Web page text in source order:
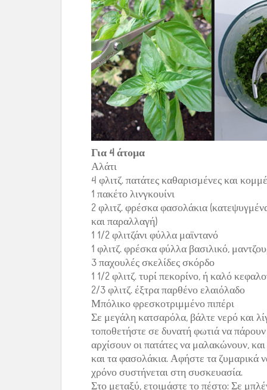
Για 4 άτομα
Αλάτι
4 φλιτζ. πατάτες καθαρισμένες και
1 πακέτο λινγκουίνι
2 φλιτζ. φρέσκα φασολάκια
και παραλλαγή)
1 1/2 φλιτζάνι φύλλα μαϊντανό
1 φλιτζ. φρέσκα φύλλα βασιλικό,
3 παχουλές σκελίδες σκόρδο
1 1/2 φλιτζ. τυρί πεκορίνο, ή καλό
2/3 φλιτζ. έξτρα παρθένο ελαιόλαδο
Μπόλικο φρεσκοτριμμένο πιπέρι
Σε μεγάλη κατσαρόλα, βάλτε νερό και
τοποθετήστε σε δυνατή φωτιά να
αρχίσουν οι πατάτες να μαλακώνουν,
και τα φασολάκια. Αφήστε τα ζυμαρικά
χρόνο συστήνεται στη συσκευασία.
Στο μεταξύ, ετοιμάστε το πέστο: Σε